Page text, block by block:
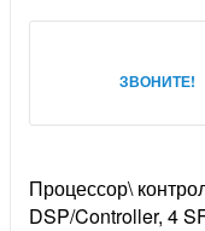
ЗВОНИТЕ!
Процессор\
DSP/Controller, 4